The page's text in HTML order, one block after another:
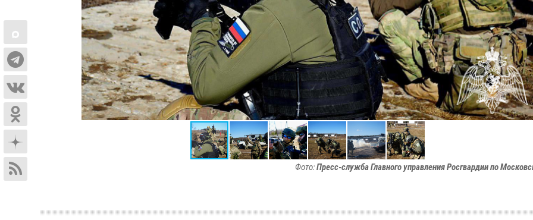
Фото:Пресс-служба Главного управления Росгвардии по